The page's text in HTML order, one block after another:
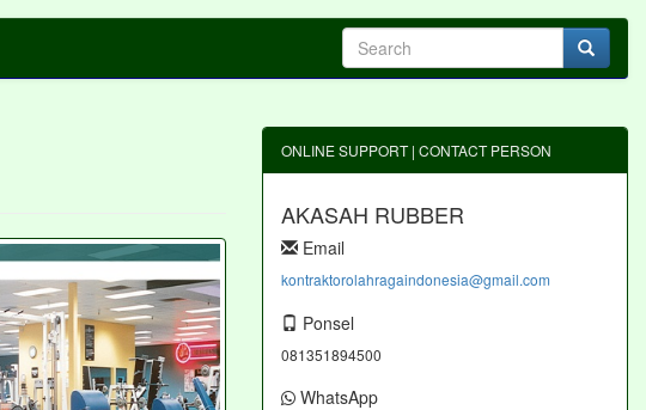
ONLINE SUPPORT | CONTACT PERSON
AKASAH RUBBER
Email
kontraktorolahragaindonesia@gmail.com
Ponsel
081351894500
WhatsApp